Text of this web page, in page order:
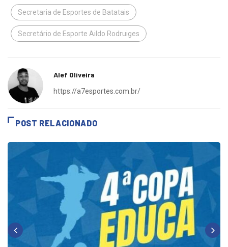
Secretaria de Esportes de Batatais
Secretário de Esporte Aildo Rodruiges
Alef Oliveira
https://a7esportes.com.br/
POST RELACIONADO